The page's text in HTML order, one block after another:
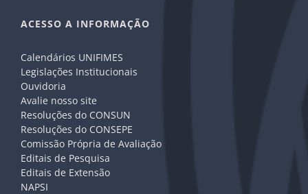
ACESSO A INFORMAÇÃO
Calendários UNIFIMES
Legislações Institucionais
Ouvidoria
Avalie nosso site
Resoluções do CONSUN
Resoluções do CONSEPE
Comissão Própria de Avaliação
Editais de Pesquisa
Editais de Extensão
NAPSI